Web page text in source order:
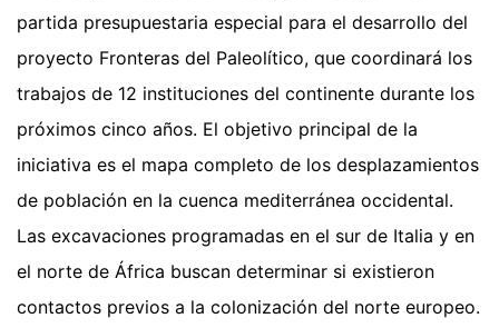
partida presupuestaria especial para el desarrollo del
proyecto Fronteras del Paleolítico, que coordinará los
trabajos de 12 instituciones del continente durante los
próximos cinco años. El objetivo principal de la
iniciativa es el mapa completo de los desplazamientos
de población en la cuenca mediterránea occidental.
Las excavaciones programadas en el sur de Italia y en
el norte de África buscan determinar si existieron
contactos previos a la colonización del norte europeo.